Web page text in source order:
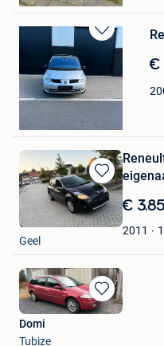
Sauvegarder
Mes
Favoris
€
gtturbooo
Brasschaat
Sauvegarder
dans
Mes
Favoris
€
2011
Oka Oka
Geel
Sauvegarder
dans
Domi
Tubize